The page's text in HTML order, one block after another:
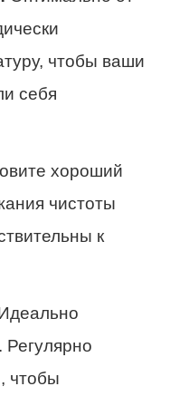
чтобы ваши
себя
хороший
чистоты
к
Регулярно
чтобы